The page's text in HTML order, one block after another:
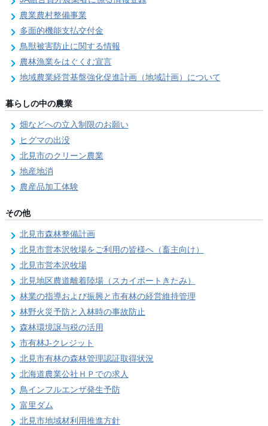
農業農村整備事業
多面的機能支払交付金
鳥獣被害防止に関する情報
農林漁業をはぐくむ宣言
地域農業経営基盤強化促進計画（地域計画）について
暮らしの中の農業
畑などへの立入制限のお願い
ヒグマの出没
北見市のクリーン農業
地産地消
農産品加工体験
その他
北見市森林整備計画
北見市営本沢牧場をご利用の皆様へ（畜主向け）
北見市営本沢牧場
北見地区農道離着陸場（スカイポートきたみ）
林業の指導および振興と市有林の経営維持管理
林野火災予防と入林時の事故防止
森林環境譲与税の活用
市有林J-クレジット
北見市有林の森林管理認証取得状況
北海道農業公社ＨＰでの求人
鳥インフルエンザ発生予防
富里ダム
北見市地域材利用推進方針